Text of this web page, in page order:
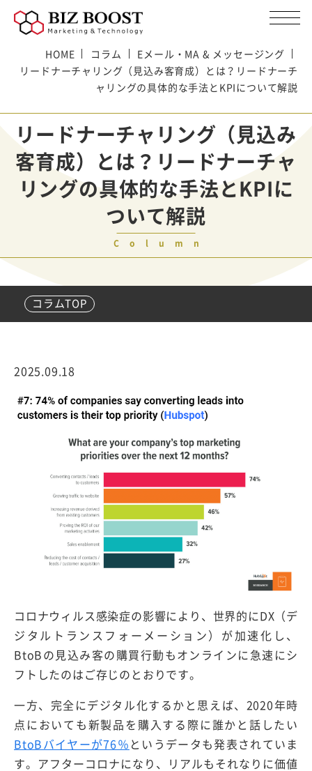
HOME コラム
Eメール・MA & メッセージング
リードナーチャリング（見込み客育成）とは？リードナーチ
ャリングの具体的な手法とKPIについて解説
リードナーチャリング（見込み
客育成）とは？リードナーチャ
リングの具体的な手法とKPIに
ついて解説
Column
コラムTOP
2025.09.18
コロナウィルス感染症の影響により、世界的にDX（デ
ジタルトランスフォーメーション）が加速化し、
BtoBの見込み客の購買行動もオンラインに急速にシ
フトしたのはご存じのとおりです。
一方、完全にデジタル化するかと思えば、2020年時
点においても新製品を購入する際に誰かと話したい
BtoBバイヤーが76％ というデータも発表されていま
す。アフターコロナになり、リアルもそれなりに価値